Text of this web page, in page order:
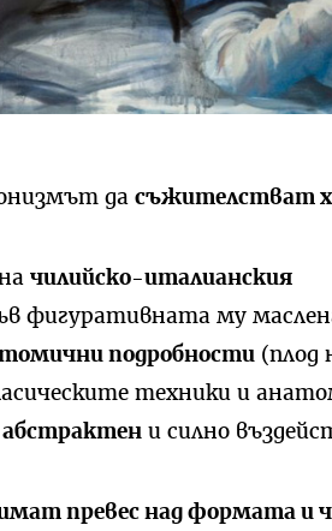
да съжителстват
чилийско-италианския
фигуративната му
подробности (плод
техники и
абстрактен и силно
превес над формата и